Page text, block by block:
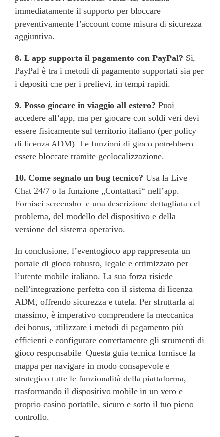
immediatamente il supporto per bloccare
preventivamente l’account come misura di sicurezza
aggiuntiva.
8. L app supporta il pagamento con PayPal? Sì,
PayPal è tra i metodi di pagamento supportati sia per
i depositi che per i prelievi, in tempi rapidi.
9. Posso giocare in viaggio all estero? Puoi
accedere all’app, ma per giocare con soldi veri devi
essere fisicamente sul territorio italiano (per policy
di licenza ADM). Le funzioni di gioco potrebbero
essere bloccate tramite geolocalizzazione.
10. Come segnalo un bug tecnico? Usa la Live
Chat 24/7 o la funzione „Contattaci“ nell’app.
Fornisci screenshot e una descrizione dettagliata del
problema, del modello del dispositivo e della
versione del sistema operativo.
In conclusione, l’eventogioco app rappresenta un
portale di gioco robusto, legale e ottimizzato per
l’utente mobile italiano. La sua forza risiede
nell’integrazione perfetta con il sistema di licenza
ADM, offrendo sicurezza e tutela. Per sfruttarla al
massimo, è imperativo comprendere la meccanica
dei bonus, utilizzare i metodi di pagamento più
efficienti e configurare correttamente gli strumenti di
gioco responsabile. Questa guia tecnica fornisce la
mappa per navigare in modo consapevole e
strategico tutte le funzionalità della piattaforma,
trasformando il dispositivo mobile in un vero e
proprio casino portatile, sicuro e sotto il tuo pieno
controllo.